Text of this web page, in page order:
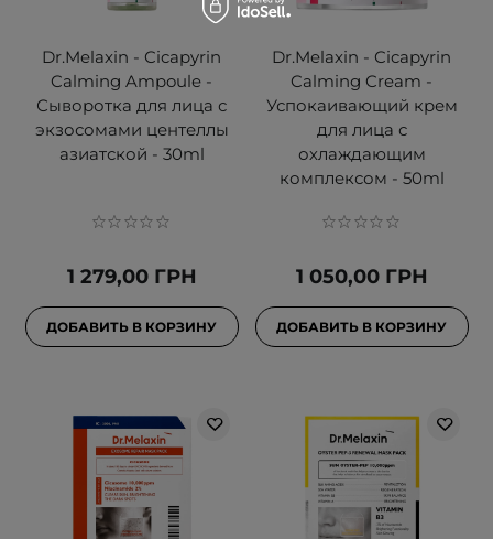
Dr.Melaxin - Cicapyrin
Calming Ampoule -
Сыворотка для лица с
экзосомами центеллы
азиатской - 30ml
1 279,00 ГРН
ДОБАВИТЬ В КОРЗИНУ
Dr.Melaxin - Cicapyrin
Calming Cream -
Успокаивающий крем
для лица с
охлаждающим
комплексом - 50ml
1 050,00 ГРН
ДОБАВИТЬ В КОРЗИНУ